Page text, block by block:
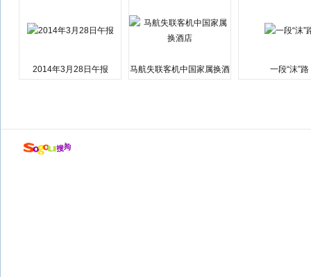
2014年3月28日午报
马航失联客机中国家属换酒
一段“沫”路